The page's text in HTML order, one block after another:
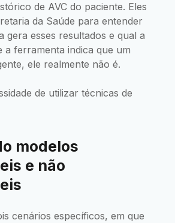
de AVC do paciente. Eles
da Saúde para entender
gera esses resultados e qual a
a ferramenta indica que um
ele realmente não é.
de utilizar técnicas de
modelos
e não
cenários específicos, em que